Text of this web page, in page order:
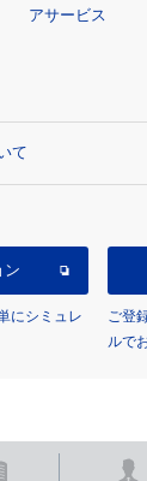
アサービス
て
ン
にシミュレ
ご登
ルで